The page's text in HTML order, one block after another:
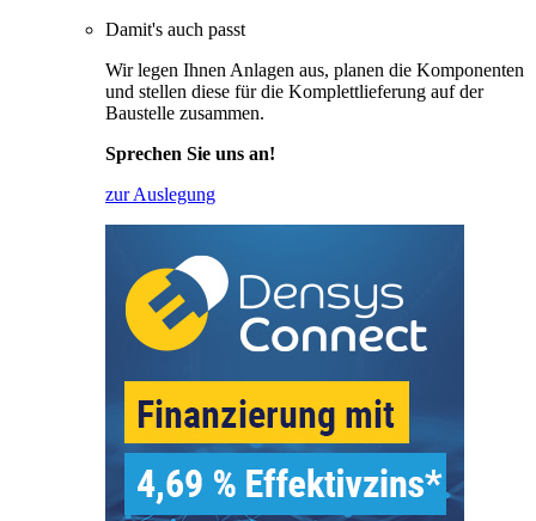
Damit's auch passt
Wir legen Ihnen Anlagen aus, planen die Komponenten
und stellen diese für die Komplettlieferung auf der
Baustelle zusammen.
Sprechen Sie uns an!
zur Auslegung